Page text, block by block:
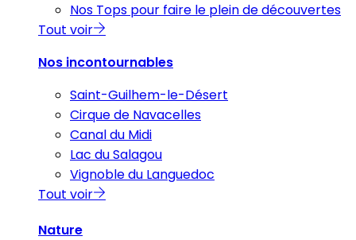
Nos Tops pour faire le plein de découvertes
Tout voir
Nos incontournables
Saint-Guilhem-le-Désert
Cirque de Navacelles
Canal du Midi
Lac du Salagou
Vignoble du Languedoc
Tout voir
Nature